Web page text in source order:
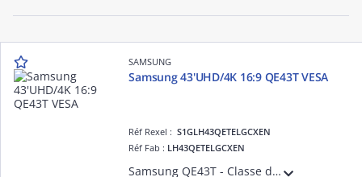
SAMSUNG
Samsung 43'UHD/4K 16:9 QE43T VESA
Réf Rexel :S1GLH43QETELGCXEN
Réf Fab : LH43QETELGCXEN
Samsung QE43T - Classe de diagonale 43' QET Series écran LCD rétro-éclairé par LED - signalisation numérique - 4K UHD (2160p) 3840 x 2160